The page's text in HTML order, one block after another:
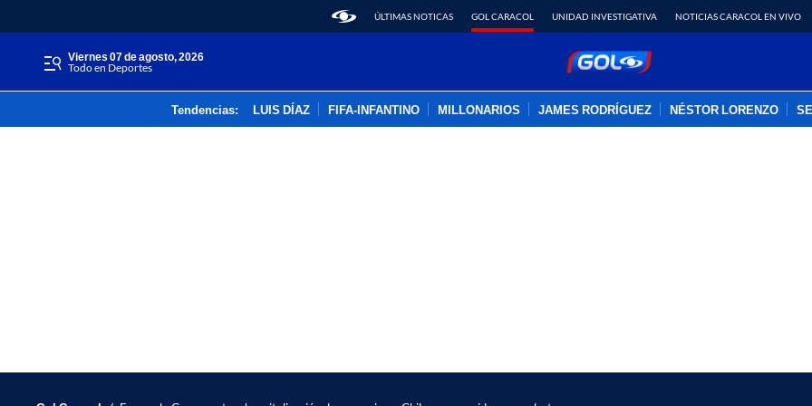
ÚLTIMAS NOTICAS GOL CARACOL UNIDAD INVESTIGATIVA NOTICIAS CARACOL EN VIVO
viernes 07 de agosto, 2026
Todo en Deportes
Tendencias: LUIS DÍAZ FIFA-INFANTINO MILLONARIOS JAMES RODRÍGUEZ NÉSTOR LORENZO